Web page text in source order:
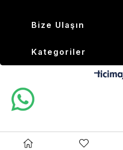
Bize Ulaşın
Kategoriler